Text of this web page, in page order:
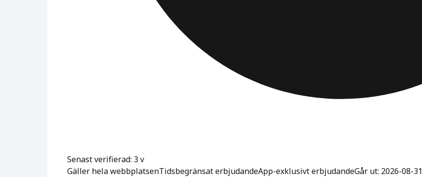
Senast verifierad: 3 v
Gäller hela webbplatsenTidsbegränsat erbjudandeApp-exklusivt erbjudandeGår ut: 2026-08-31